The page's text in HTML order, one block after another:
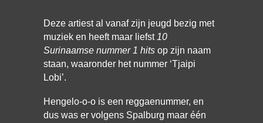
Deze artiest al vanaf zijn jeugd bezig met
muziek en heeft maar liefst 10
Surinaamse nummer 1 hits op zijn naam
staan, waaronder het nummer ‘Tjaipi
Lobi’.
Hengelo-o-o is een reggaenummer, en
dus was er volgens Spalburg maar één